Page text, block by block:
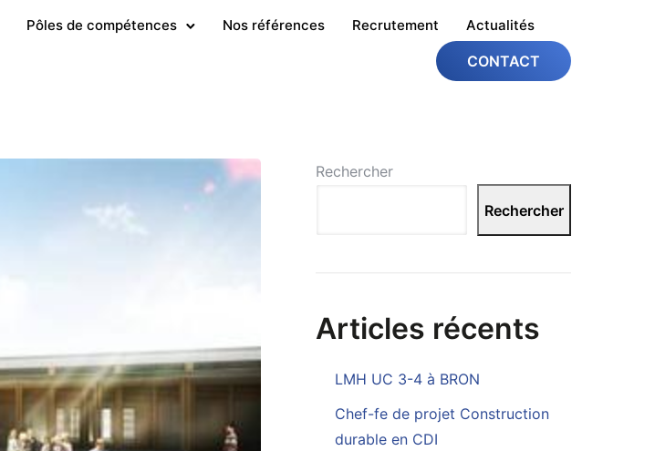
Pôles de compétences Nos références Recrutement Actualités
CONTACT
Rechercher
Rechercher
Articles récents
LMH UC 3-4 à BRON
Chef-fe de projet Construction
durable en CDI